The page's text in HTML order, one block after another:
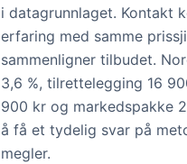
i datagrunnlaget. Kontakt
erfaring med samme
sammenligner tilbudet.
3,6 %, tilrettelegging 16
900 kr og markedspakke
å få et tydelig svar på
megler.